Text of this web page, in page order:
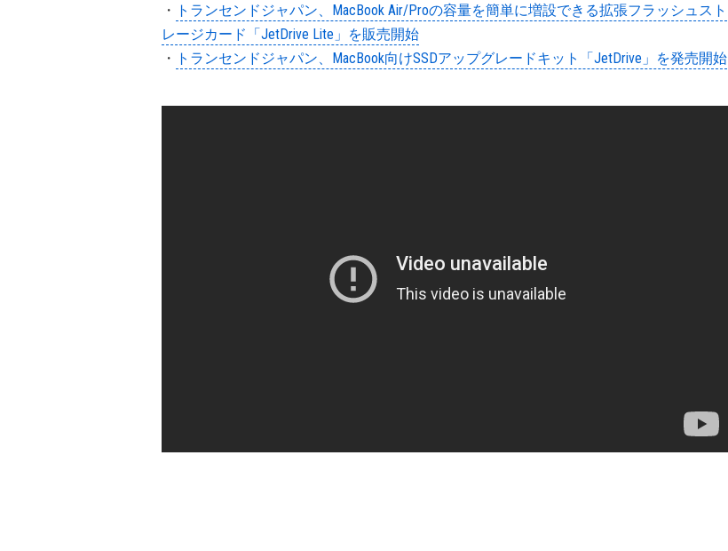
・ トランセンドジャパン、MacBook Air/Proの容量を簡単に増設できる拡張フラッシュスト
レージカード「JetDrive Lite」を販売開始
・ トランセンドジャパン、MacBook向けSSDアップグレードキット「JetDrive」を発売開始